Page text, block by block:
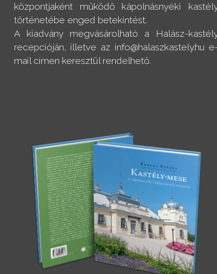
központjaként működő kápolnásnyéki
történetébe enged betekintést.
A kiadvány megvásárolható a Halász-
recepcióján, illetve az info@halaszkastely.hu
mail címen keresztül rendelhető.